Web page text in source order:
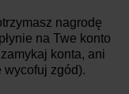
nagrodę
na Twe konto
konta, ani
zgód).